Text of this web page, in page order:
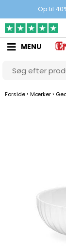
Op til
MENU
Forside › Mærker ›